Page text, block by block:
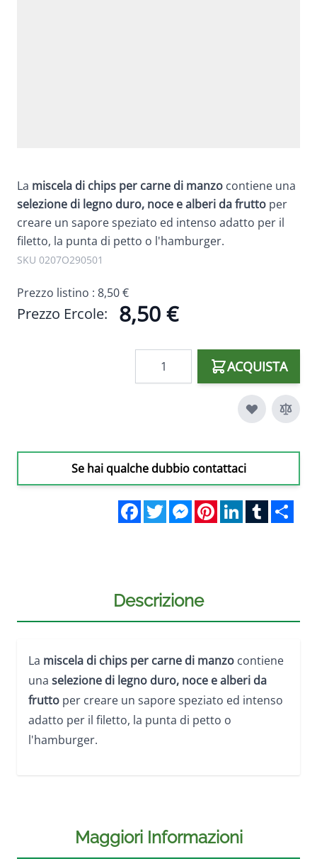
La miscela di chips per carne di manzo contiene una
selezione di legno duro, noce e alberi da frutto per
creare un sapore speziato ed intenso adatto per il
filetto, la punta di petto o l'hamburger.
SKU 0207O290501
Prezzo listino : 8,50 €
Prezzo Ercole: 8,50 €
ACQUISTA
Se hai qualche dubbio contattaci
FacebookTwitterMessengerPinterestLinkedInTumblr
Descrizione
La miscela di chips per carne di manzo contiene
una selezione di legno duro, noce e alberi da
frutto per creare un sapore speziato ed intenso
adatto per il filetto, la punta di petto o
l'hamburger.
Maggiori Informazioni